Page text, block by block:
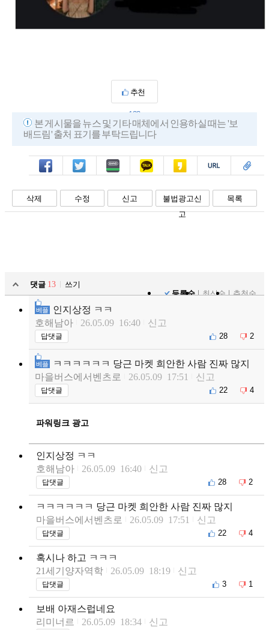
추천
133
본 게시물을 뉴스 및 기타 매체에서 인용하실 때는 '보
배드림' 출처 표기를 부탁드립니다
페북 트윗 밴드 카톡 카스 복사 스크랩
삭제 수정 신고
불법광고신
고
목록
댓글 13
쓰기
등록순
최신순 추천순
베플
인지상정 ㅋㅋ
호해남아
26.05.09 16:40 신고
답댓글 28 2
베플
ㅋㅋㅋㅋㅋㅋ 당근 마켓 희안한 사람 진짜 많지
마을버스에서벤츠로
26.05.09 17:51 신고
답댓글 22 4
파워링크 광고
인지상정 ㅋㅋ
호해남아
26.05.09 16:40 신고
답댓글 28 2
ㅋㅋㅋㅋㅋㅋ 당근 마켓 희안한 사람 진짜 많지
마을버스에서벤츠로
26.05.09 17:51 신고
답댓글 22 4
혹시나 하고 ㅋㅋㅋ
21세기양자역학
26.05.09 18:19 신고
답댓글 3 1
보배 아재스럽네요
리미너르
26.05.09 18:34 신고